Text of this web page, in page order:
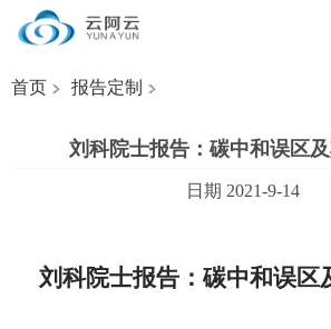
首页 报告定制
刘科院士报告：碳中和误区
日期 2021-9-14
刘科院士报告：碳中和误区